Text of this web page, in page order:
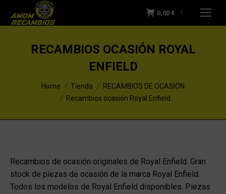
0,00 € 0
RECAMBIOS OCASIÓN ROYAL
ENFIELD
You are here:Home Tienda
RECAMBIOS DE OCASIÓN
Recambios ocasión Royal Enfield
Recambios de ocasión originales de Royal Enfield. Gran
stock de piezas de ocasión de la marca Royal Enfield.
Todos los modelos de Royal Enfield disponibles. Piezas